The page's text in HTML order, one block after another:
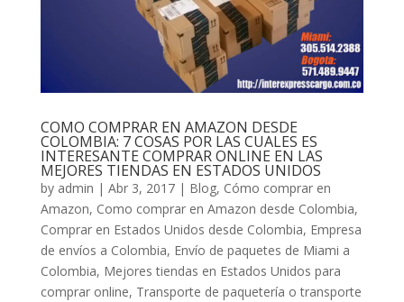
COMO COMPRAR EN AMAZON DESDE
COLOMBIA: 7 COSAS POR LAS CUALES ES
INTERESANTE COMPRAR ONLINE EN LAS
MEJORES TIENDAS EN ESTADOS UNIDOS
by admin | Abr 3, 2017| Blog, Cómo comprar en
Amazon, Como comprar en Amazon desde Colombia,
Comprar en Estados Unidos desde Colombia, Empresa
de envíos a Colombia, Envío de paquetes de Miami a
Colombia, Mejores tiendas en Estados Unidos para
comprar online, Transporte de paquetería o transporte